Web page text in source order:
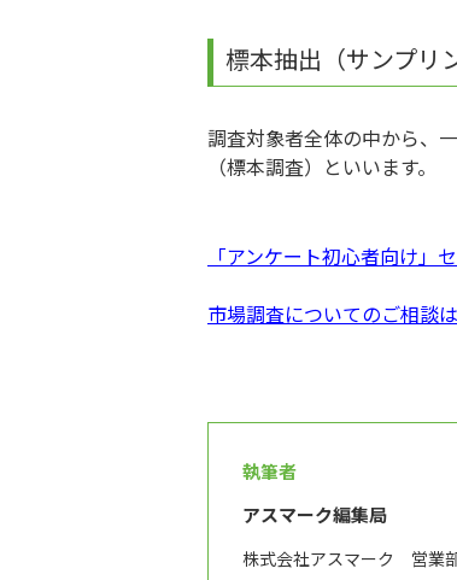
標本抽出（サンプリ
調査対象者全体の中から、
（標本調査）といいます。
「アンケート初心者向け
市場調査についてのご相談
執筆者
アスマーク編集局
株式会社アスマーク 営業